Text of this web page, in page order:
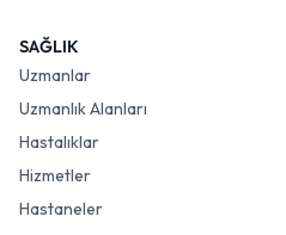
SAĞLIK
Uzmanlar
Uzmanlık Alanları
Hastalıklar
Hizmetler
Hastaneler